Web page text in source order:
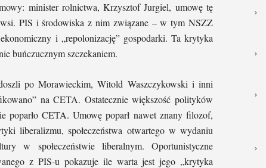
minister rolnictwa, Krzysztof Jurgiel, umowę tę
PIS i środowiska z nim związane – w tym NSZZ
i „repolonizację” gospodarki. Ta krytyka
buńczucznym szczekaniem.
po Morawieckim, Witold Waszczykowski i inni
na CETA. Ostatecznie większość polityków
poparło CETA. Umowę poparł nawet znany filozof,
liberalizmu, społeczeństwa otwartego w wydaniu
w społeczeństwie liberalnym. Oportunistyczne
z PIS-u pokazuje ile warta jest jego „krytyka